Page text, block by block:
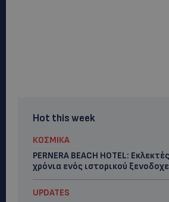
Hot this week
ΚΟΣΜΙΚΑ
PERNERA BEACH HOTEL:
χρόνια ενός ιστορικού
UPDATES